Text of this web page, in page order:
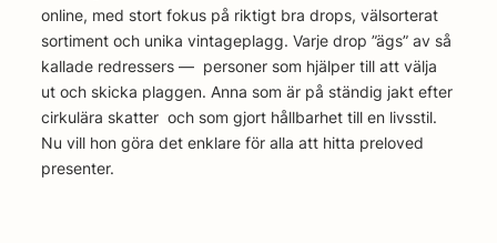
online, med stort fokus på riktigt bra drops, välsorterat
sortiment och unika vintageplagg. Varje drop ”ägs” av så
kallade redressers — personer som hjälper till att välja
ut och skicka plaggen. Anna som är på ständig jakt efter
cirkulära skatter och som gjort hållbarhet till en livsstil.
Nu vill hon göra det enklare för alla att hitta preloved
presenter.